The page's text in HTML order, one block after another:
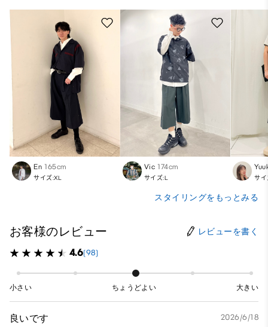
En 165cm
サイズ:XL
Vic 174cm
サイズ:L サイ
スタイリングをもっとみる
お客様のレビュー レビューを書く
4.6(98)
小さい ちょうどよい 大きい
良いです 2026/6/18